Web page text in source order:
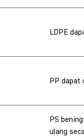
LDPE
PP dapat
PS
ulang